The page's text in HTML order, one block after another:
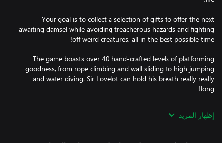
Your goal is to collect a selection of gifts to offer the next
awaiting damsel while avoiding treacherous hazards and fighting
The game boasts over 40 hand-crafted levels of platforming
goodness, from rope climbing and wall sliding to high jumping
and water diving. Sir Lovelot can hold his breath really really
إظهار المزيد